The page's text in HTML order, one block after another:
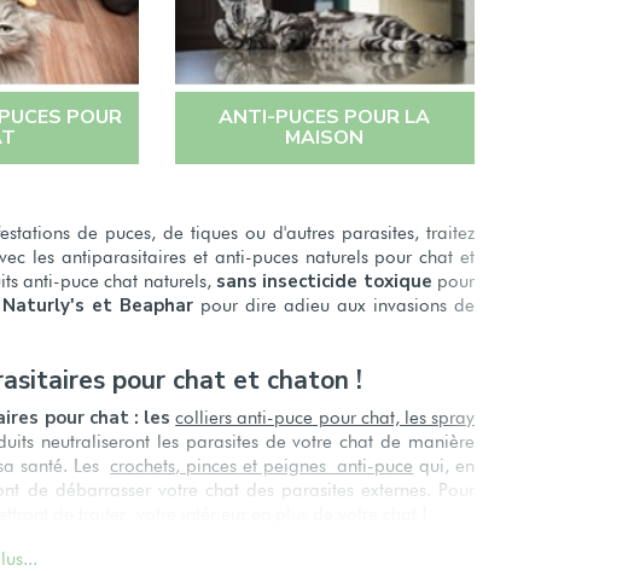
POUR ANTI-PUCES POUR LA
MAISON
de puces, de tiques ou d'autres parasites, traitez
les antiparasitaires et anti-puces naturels pour chat et
anti-puce chat naturels, sans insecticide toxique pour
Naturly's et Beapharpour dire adieu aux invasions de
pour chat et chaton !
pour chat : lescolliers anti-puce pour chat, les spray
neutraliseront les parasites de votre chat de manière
santé. Lescrochets, pinces et peignes anti-puce qui, en
de débarrasser votre chat des parasites externes. Pour